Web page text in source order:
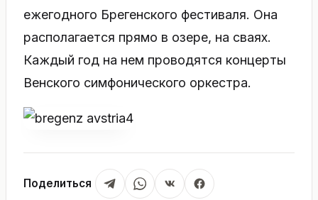
ежегодного Брегенского фестиваля. Она
располагается прямо в озере, на сваях.
Каждый год на нем проводятся концерты
Венского симфонического оркестра.
Поделиться